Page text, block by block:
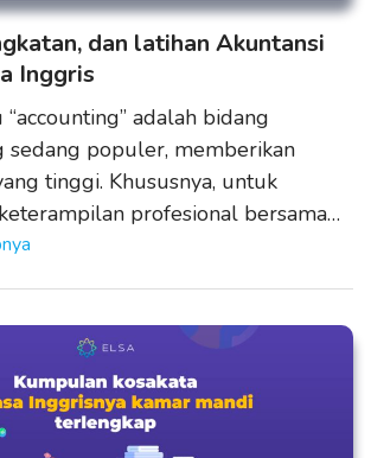
dan latihan Akuntansi
Inggris
adalah bidang
sedang populer, memberikan
tinggi. Khususnya, untuk
profesional bersama…